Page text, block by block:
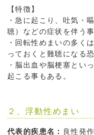
【特徴】
・急に起こり、吐気・
聴）などの症状を伴う事
・回転性めまいの多く
っておくと難聴になる
・脳出血や脳梗塞とい
起こる事もある。
２、浮動性めまい
代表的疾患名： 良性発